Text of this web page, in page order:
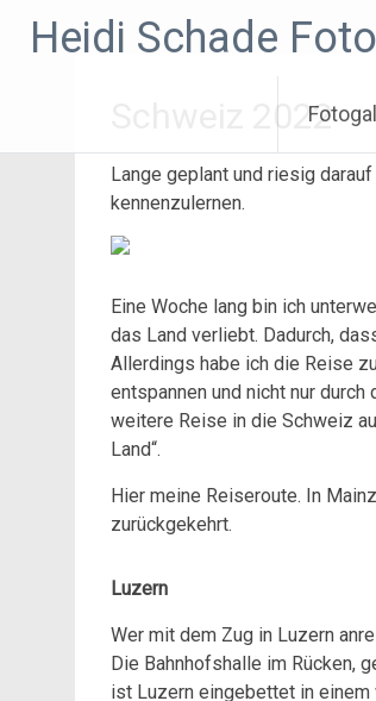
InhaltHeidi Schade
Schweiz 2022
Lange geplant und riesig
kennenzulernen.
Eine Woche lang bin ich
das Land verliebt. Dadurch,
Allerdings habe ich die Reise
entspannen und nicht nur
weitere Reise in die Schweiz
Land“.
Hier meine Reiseroute. In
zurückgekehrt.
Luzern
Wer mit dem Zug in Luzern
Die Bahnhofshalle im Rücken,
ist Luzern eingebettet in einem